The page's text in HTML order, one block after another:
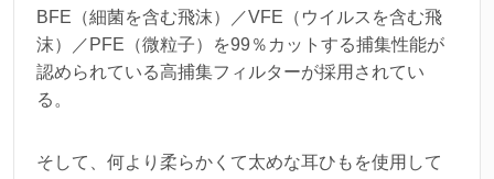
BFE（細菌を含む飛沫）／VFE（ウイルスを含む飛
沫）／PFE（微粒子）を99％カットする捕集性能が
認められている高捕集フィルターが採用されてい
る。
そして、何より柔らかくて太めな耳ひもを使用して